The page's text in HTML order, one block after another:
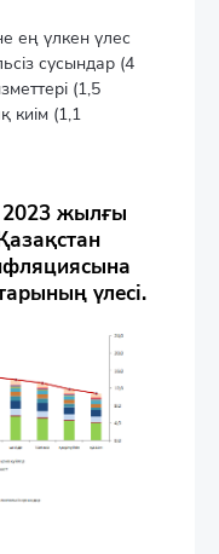
ең үлкен үлес
сусындар (4
(1,5
киім (1,1
жылғы
үлесі.